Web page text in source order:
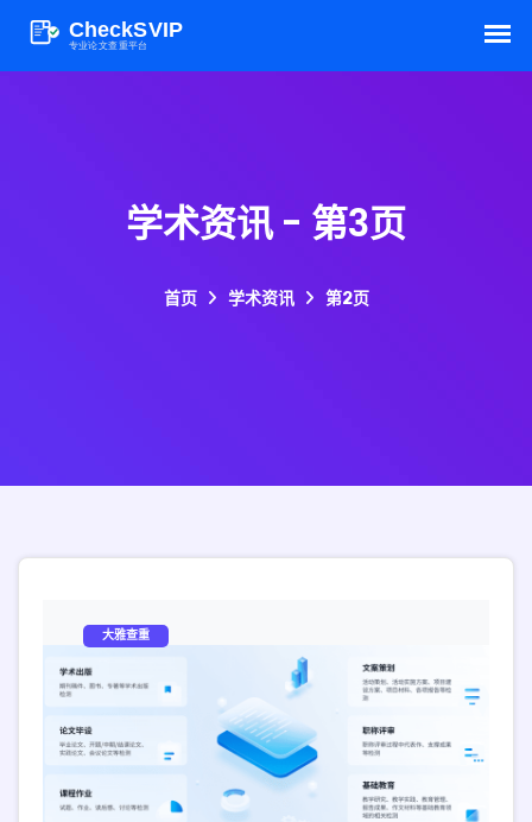
学术资讯 - 第3页
首页 学术资讯 第2页
大雅查重